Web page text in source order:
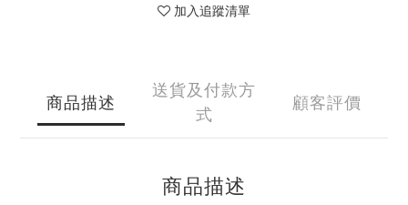
加入追蹤清單
商品描述
送貨及付款方
式
顧客評價
商品描述